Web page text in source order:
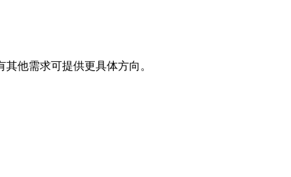
他需求可提供更具体方向。